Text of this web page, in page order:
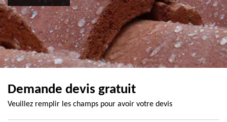
Demande devis gratuit
Veuillez remplir les champs pour avoir votre devis